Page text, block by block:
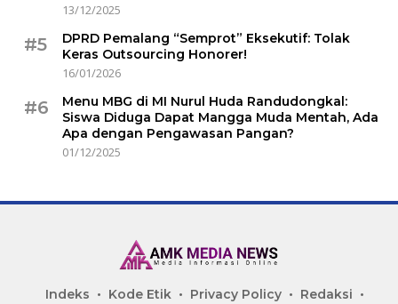
13/12/2025
#5
DPRD Pemalang “Semprot” Eksekutif: Tolak
Keras Outsourcing Honorer!
16/01/2026
#6
Menu MBG di MI Nurul Huda Randudongkal:
Siswa Diduga Dapat Mangga Muda Mentah, Ada
Apa dengan Pengawasan Pangan?
01/12/2025
Indeks Kode Etik Privacy Policy
Redaksi